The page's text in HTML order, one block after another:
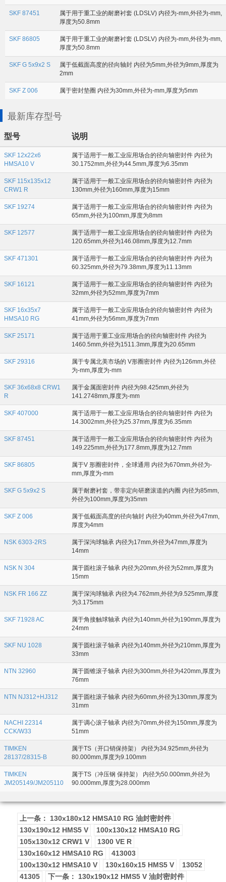
SKF 87451
属于用于重工业的耐磨衬套 (LDSLV) 内径为-mm,外径为-mm,
厚度为50.8mm
SKF 86805
属于用于重工业的耐磨衬套 (LDSLV) 内径为-mm,外径为-mm,
厚度为50.8mm
SKF G 5x9x2 S
属于低截面高度的径向轴封 内径为5mm,外径为9mm,厚度为
2mm
SKF Z 006 属于密封垫圈 内径为30mm,外径为-mm,厚度为5mm
最新库存型号
型号 说明
SKF 12x22x6
HMSA10 V
属于适用于一般工业应用场合的径向轴密封件 内径为
30.1752mm,外径为44.5mm,厚度为6.35mm
SKF 115x135x12
CRW1 R
属于适用于一般工业应用场合的径向轴密封件 内径为
130mm,外径为160mm,厚度为15mm
SKF 19274
属于适用于一般工业应用场合的径向轴密封件 内径为
65mm,外径为100mm,厚度为8mm
SKF 12577
属于适用于一般工业应用场合的径向轴密封件 内径为
120.65mm,外径为146.08mm,厚度为12.7mm
SKF 471301
属于适用于一般工业应用场合的径向轴密封件 内径为
60.325mm,外径为79.38mm,厚度为11.13mm
SKF 16121
属于适用于一般工业应用场合的径向轴密封件 内径为
32mm,外径为52mm,厚度为7mm
SKF 16x35x7
HMSA10 RG
属于适用于一般工业应用场合的径向轴密封件 内径为
41mm,外径为56mm,厚度为7mm
SKF 25171
属于适用于重工业应用场合的径向轴密封件 内径为
1460.5mm,外径为1511.3mm,厚度为20.65mm
SKF 29316
属于专属北美市场的 V形圈密封件 内径为126mm,外径
为-mm,厚度为-mm
SKF 36x68x8 CRW1
R
属于金属面密封件 内径为98.425mm,外径为
141.2748mm,厚度为-mm
SKF 407000
属于适用于一般工业应用场合的径向轴密封件 内径为
14.3002mm,外径为25.37mm,厚度为6.35mm
SKF 87451
属于适用于一般工业应用场合的径向轴密封件 内径为
149.225mm,外径为177.8mm,厚度为12.7mm
SKF 86805
属于V 形圈密封件，全球通用 内径为670mm,外径为-
mm,厚度为-mm
SKF G 5x9x2 S
属于耐磨衬套，带非定向研磨滚道的内圈 内径为85mm,
外径为100mm,厚度为35mm
SKF Z 006
属于低截面高度的径向轴封 内径为40mm,外径为47mm,
厚度为4mm
NSK 6303-2RS
属于深沟球轴承 内径为17mm,外径为47mm,厚度为
14mm
NSK N 304
属于圆柱滚子轴承 内径为20mm,外径为52mm,厚度为
15mm
NSK FR 166 ZZ
属于深沟球轴承 内径为4.762mm,外径为9.525mm,厚度
为3.175mm
SKF 71928 AC
属于角接触球轴承 内径为140mm,外径为190mm,厚度为
24mm
SKF NU 1028
属于圆柱滚子轴承 内径为140mm,外径为210mm,厚度为
33mm
NTN 32960
属于圆锥滚子轴承 内径为300mm,外径为420mm,厚度为
76mm
NTN NJ312+HJ312
属于圆柱滚子轴承 内径为60mm,外径为130mm,厚度为
31mm
NACHI 22314
CCK/W33
属于调心滚子轴承 内径为70mm,外径为150mm,厚度为
51mm
TIMKEN
28137/28315-B
属于TS（开口销保持架） 内径为34.925mm,外径为
80.000mm,厚度为9.100mm
TIMKEN
JM205149/JM205110
属于TS（冲压钢 保持架） 内径为50.000mm,外径为
90.000mm,厚度为28.000mm
上一条： 130x180x12 HMSA10 RG 油封密封件
130x190x12 HMS5 V
100x130x12 HMSA10 RG
105x130x12 CRW1 V
1300 VE R
130x160x12 HMSA10 RG
413003
100x130x12 HMSA10 V
130x160x15 HMS5 V
13052
41305
下一条： 130x190x12 HMS5 V 油封密封件